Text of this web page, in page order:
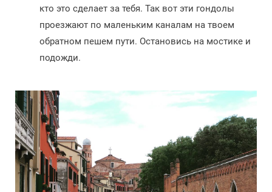
кто это сделает за тебя. Так вот эти гондолы
проезжают по маленьким каналам на твоем
обратном пешем пути. Остановись на мостике и
подожди.